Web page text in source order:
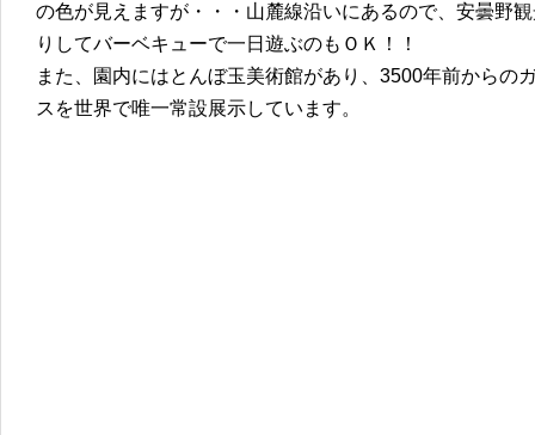
の色が見えますが・・・山麓線沿いにあるので、安曇野
りしてバーベキューで一日遊ぶのもＯＫ！！
また、園内にはとんぼ玉美術館があり、3500年前からの
スを世界で唯一常設展示しています。